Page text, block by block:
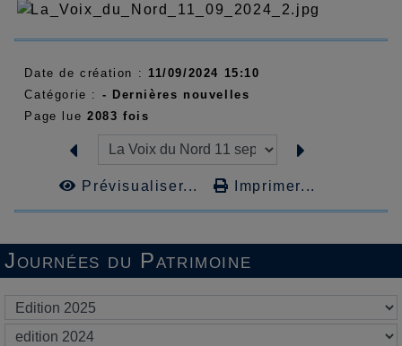
Journées du Patrimoine
Date de création : 11/09/2024 15:10
Catégorie : - Dernières nouvelles
Page lue 2083 fois
Prévisualiser... Imprimer...